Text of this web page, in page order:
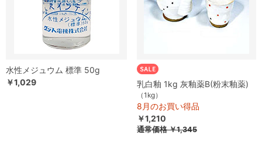
水性メジュウム 標準 50g
￥1,029
乳白釉 1kg 灰釉薬B(粉末釉薬)
（1kg）
8月のお買い得品
￥1,210
通常価格￥1,345